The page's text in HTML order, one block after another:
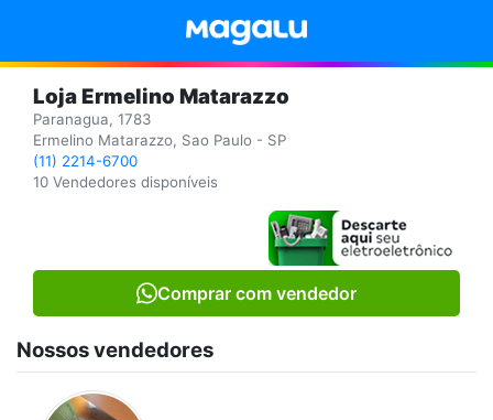
Loja Ermelino Matarazzo
Paranagua, 1783
Ermelino Matarazzo, Sao Paulo - SP
(11) 2214-6700
10 Vendedores disponíveis
Comprar com vendedor
Nossos vendedores